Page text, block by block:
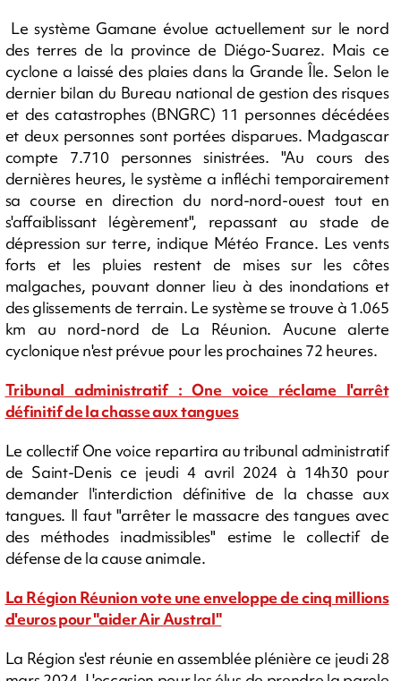
Le système Gamane évolue actuellement sur le nord
des terres de la province de Diégo-Suarez. Mais ce
cyclone a laissé des plaies dans la Grande Île. Selon le
dernier bilan du Bureau national de gestion des risques
et des catastrophes (BNGRC) 11 personnes décédées
et deux personnes sont portées disparues. Madgascar
compte 7.710 personnes sinistrées. "Au cours des
dernières heures, le système a infléchi temporairement
sa course en direction du nord-nord-ouest tout en
s'affaiblissant légèrement", repassant au stade de
dépression sur terre, indique Météo France. Les vents
forts et les pluies restent de mises sur les côtes
malgaches, pouvant donner lieu à des inondations et
des glissements de terrain. Le système se trouve à 1.065
km au nord-nord de La Réunion. Aucune alerte
cyclonique n'est prévue pour les prochaines 72 heures.
Tribunal administratif : One voice réclame l'arrêt
définitif de la chasse aux tangues
Le collectif One voice repartira au tribunal administratif
de Saint-Denis ce jeudi 4 avril 2024 à 14h30 pour
demander l'interdiction définitive de la chasse aux
tangues. Il faut "arrêter le massacre des tangues avec
des méthodes inadmissibles" estime le collectif de
défense de la cause animale.
La Région Réunion vote une enveloppe de cinq millions
d'euros pour "aider Air Austral"
La Région s'est réunie en assemblée plénière ce jeudi 28